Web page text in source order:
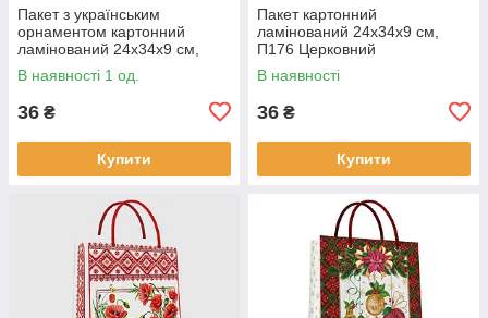
Пакет з українським
орнаментом картонний
ламінований 24х34х9 см,
П163 Україна
В наявності 1 од.
36 ₴
Купити
Пакет картонний
ламінований 24х34х9 см,
П176 Церковний
В наявності
36 ₴
Купити